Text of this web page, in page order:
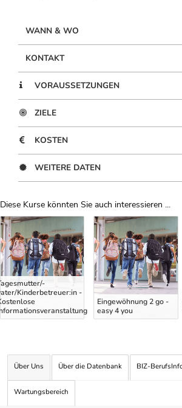
WANN & WO
KONTAKT
VORAUSSETZUNGEN
ZIELE
KOSTEN
WEITERE DATEN
Diese Kurse könnten Sie auch interessieren ...
Uber Weiterbildungsvorschläge
Kinderbetreuer:in -
Eingewöhnung 2 go -
easy 4 you
Über Uns Über die Datenbank BIZ-
Wartungsbereich